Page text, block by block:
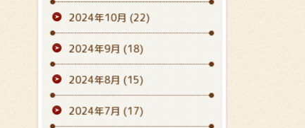
2024年10月 (22)
2024年9月 (18)
2024年8月 (15)
2024年7月 (17)